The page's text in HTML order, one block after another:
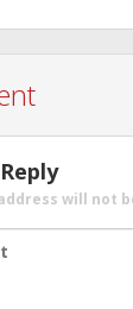
will not